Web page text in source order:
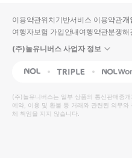
입니
다.
높
은
순
동
영
상
순
상
이용약관위치기반서비스 이용약관개
여행자보험 가입안내여행약관분쟁해
(주)놀유니버스 사업자 정보
NOL Triple Interpark
(주)놀유니버스는 일부 상품의 통신판매중
예약, 이용 및 환불 등 거래와 관련된 의무와
체 책임을 지지 않습니다.